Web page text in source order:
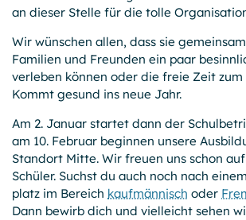
an dieser Stelle für die tolle
Wir wünschen allen, dass sie
Familien und Freunden ein paar
verleben können oder die freie Zeit zum
Kommt gesund ins neue Jahr.
Am 2. Januar startet dann der
am 10. Februar beginnen unsere
Standort Mitte. Wir freuen uns schon
Schüler. Suchst du auch noch nach
platz im Bereich kaufmännisch oder
Dann bewirb dich und vielleicht sehen
Session-Cookies
Name:
PHPSESSID, PHPSESSLP,
GPB College gGmbH, Beuthstraße 8,
Zweck:
Temporäre First-Party-Cookies, die
Aufrechterhaltung der Session mit einer
Kennung über verschiedene Seiten
können.